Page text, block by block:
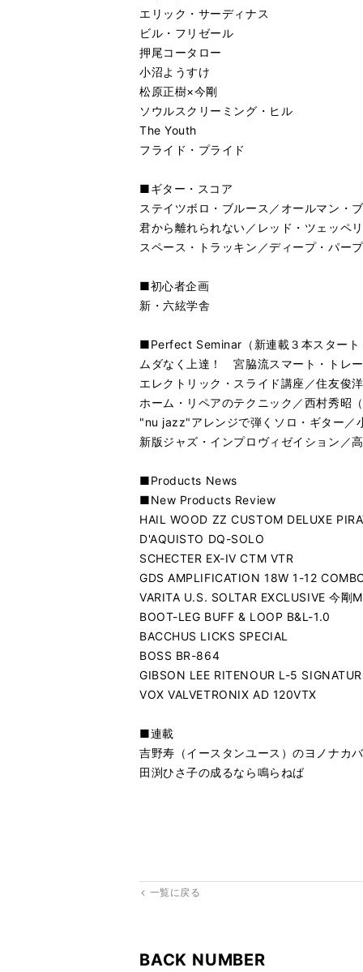
エリック・サーディナス
ビル・フリゼール
押尾コータロー
小沼ようすけ
松原正樹×今剛
ソウルスクリーミング・ヒル
The Youth
フライド・プライド
■ギター・スコア
ステイツボロ・ブルース／オールマン・
君から離れられない／レッド・ツェッペ
スペース・トラッキン／ディープ・パー
■初心者企画
新・六絃学舎
■Perfect Seminar（新連載３本スタート
ムダなく上達！ 宮脇流スマート・トレ
エレクトリック・スライド講座／住友俊洋
ホーム・リペアのテクニック／西村秀昭（
"nu jazz"アレンジで弾くソロ・ギター／
新版ジャズ・インプロヴィゼイション／
■Products News
■New Products Review
HAIL WOOD ZZ CUSTOM DELUXE
D'AQUISTO DQ-SOLO
SCHECTER EX-IV CTM VTR
GDS AMPLIFICATION 18W 1-12
VARITA U.S. SOLTAR EXCLUSIVE 今剛
BOOT-LEG BUFF & LOOP B&L-1.0
BACCHUS LICKS SPECIAL
BOSS BR-864
GIBSON LEE RITENOUR L-5
VOX VALVETRONIX AD 120VTX
■連載
吉野寿（イースタンユース）のヨノナカ
田渕ひさ子の成るなら鳴らねば
一覧に戻る
BACK NUMBER